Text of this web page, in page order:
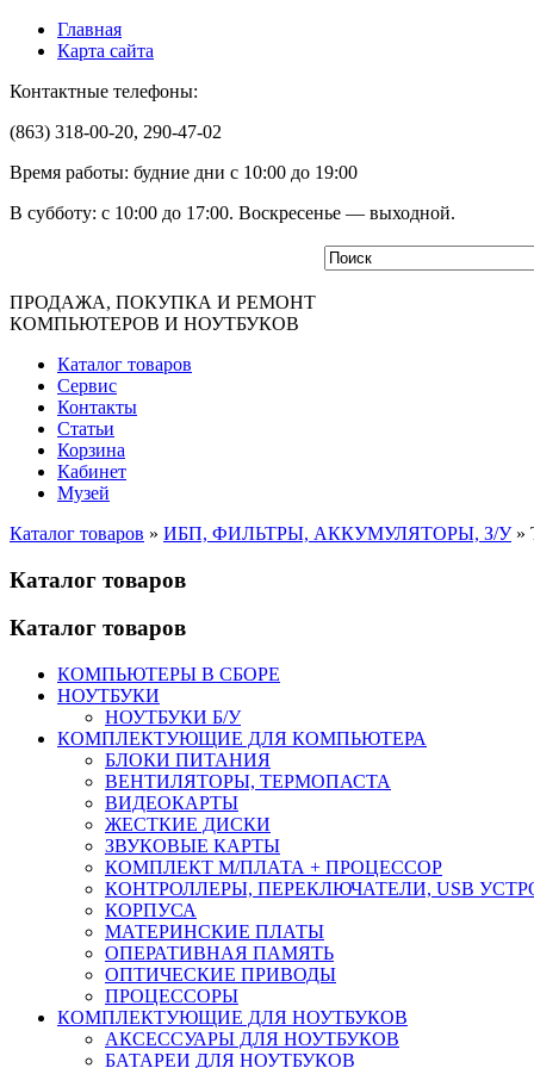
Главная
Карта сайта
Контактные телефоны:
(863) 318-00-20, 290-47-02
Время работы: будние дни с 10:00 до 19:00
В субботу: с 10:00 до 17:00. Воскресенье — выходной.
ПРОДАЖА, ПОКУПКА И РЕМОНТ
КОМПЬЮТЕРОВ И НОУТБУКОВ
Каталог товаров
Сервис
Контакты
Статьи
Корзина
Кабинет
Музей
Каталог товаров » ИБП, ФИЛЬТРЫ, АККУМУЛЯТОРЫ, З/У»
Каталог товаров
Каталог товаров
КОМПЬЮТЕРЫ В СБОРЕ
НОУТБУКИ
НОУТБУКИ Б/У
КОМПЛЕКТУЮЩИЕ ДЛЯ КОМПЬЮТЕРА
БЛОКИ ПИТАНИЯ
ВЕНТИЛЯТОРЫ, ТЕРМОПАСТА
ВИДЕОКАРТЫ
ЖЕСТКИЕ ДИСКИ
ЗВУКОВЫЕ КАРТЫ
КОМПЛЕКТ М/ПЛАТА + ПРОЦЕССОР
КОНТРОЛЛЕРЫ, ПЕРЕКЛЮЧАТЕЛИ, USB
КОРПУСА
МАТЕРИНСКИЕ ПЛАТЫ
ОПЕРАТИВНАЯ ПАМЯТЬ
ОПТИЧЕСКИЕ ПРИВОДЫ
ПРОЦЕССОРЫ
КОМПЛЕКТУЮЩИЕ ДЛЯ НОУТБУКОВ
АКСЕССУАРЫ ДЛЯ НОУТБУКОВ
БАТАРЕИ ДЛЯ НОУТБУКОВ